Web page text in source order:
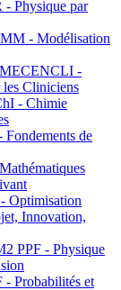
Physique par
- Modélisation
-
Cliniciens
- Chimie
de
Optimisation
Innovation,
PPF - Physique
Probabilités et